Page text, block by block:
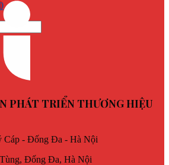
PHÁT TRIỂN THƯƠNG HIỆU
Cáp - Đống Đa - Hà Nội
Đống Đa, Hà Nội